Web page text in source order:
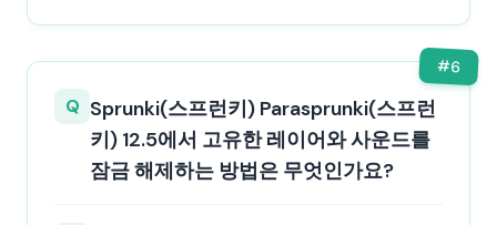
#6
Q Sprunki(스프런키) Parasprunki(스프런
키) 12.5에서 고유한 레이어와 사운드를
잠금 해제하는 방법은 무엇인가요?